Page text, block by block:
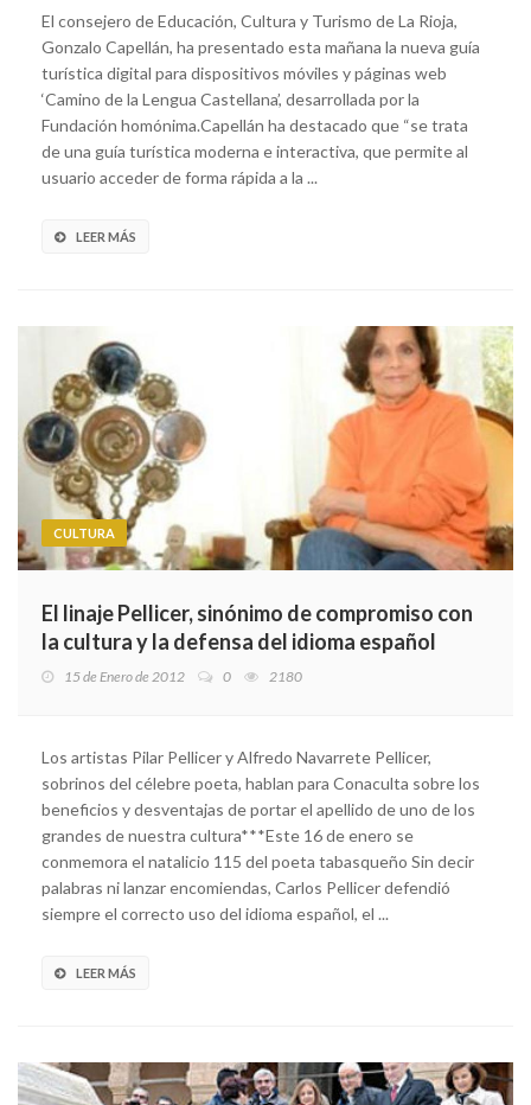
El consejero de Educación, Cultura y Turismo de La Rioja,
Gonzalo Capellán, ha presentado esta mañana la nueva guía
turística digital para dispositivos móviles y páginas web
‘Camino de la Lengua Castellana’, desarrollada por la
Fundación homónima.Capellán ha destacado que “se trata
de una guía turística moderna e interactiva, que permite al
usuario acceder de forma rápida a la ...
LEER MÁS
CULTURA
El linaje Pellicer, sinónimo de compromiso con
la cultura y la defensa del idioma español
15 de Enero de 2012 0 2180
Los artistas Pilar Pellicer y Alfredo Navarrete Pellicer,
sobrinos del célebre poeta, hablan para Conaculta sobre los
beneficios y desventajas de portar el apellido de uno de los
grandes de nuestra cultura***Este 16 de enero se
conmemora el natalicio 115 del poeta tabasqueño Sin decir
palabras ni lanzar encomiendas, Carlos Pellicer defendió
siempre el correcto uso del idioma español, el ...
LEER MÁS